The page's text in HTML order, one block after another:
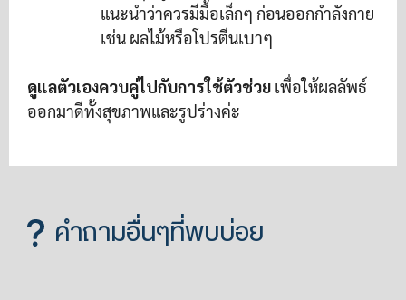
แนะนำว่าควรมีมื้อเล็กๆ ก่อนออกกำลังกาย
เช่น ผลไม้หรือโปรตีนเบาๆ
ดูแลตัวเองควบคู่ไปกับการใช้ตัวช่วย เพื่อให้ผลลัพธ์
ออกมาดีทั้งสุขภาพและรูปร่างค่ะ
คำถามอื่นๆที่พบบ่อย